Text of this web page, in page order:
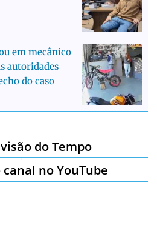
em mecânico
autoridades
do caso
do Tempo
canal no YouTube